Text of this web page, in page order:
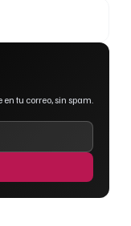
tu correo, sin spam.